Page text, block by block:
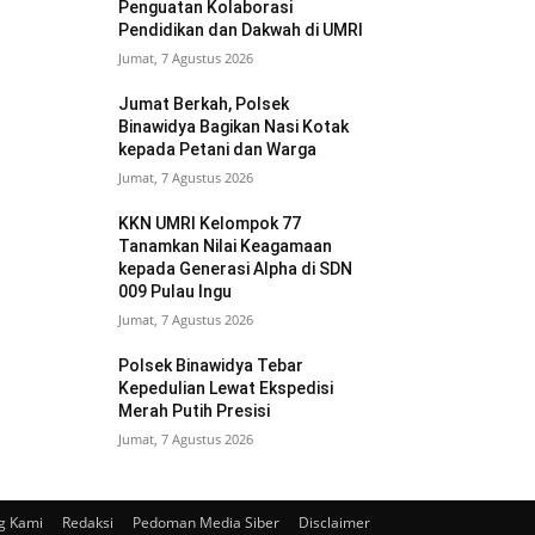
Penguatan Kolaborasi
Pendidikan dan Dakwah di UMRI
Jumat, 7 Agustus 2026
Jumat Berkah, Polsek
Binawidya Bagikan Nasi Kotak
kepada Petani dan Warga
Jumat, 7 Agustus 2026
KKN UMRI Kelompok 77
Tanamkan Nilai Keagamaan
kepada Generasi Alpha di SDN
009 Pulau Ingu
Jumat, 7 Agustus 2026
Polsek Binawidya Tebar
Kepedulian Lewat Ekspedisi
Merah Putih Presisi
Jumat, 7 Agustus 2026
Kami Redaksi Pedoman Media Siber Disclaimer